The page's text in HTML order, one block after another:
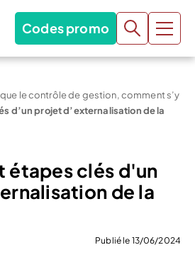
Codes promo
que le contrôle de gestion, comment s’y
d’un projet d’externalisation de la
étapes clés d'un
de la
Publié le 13/06/2024